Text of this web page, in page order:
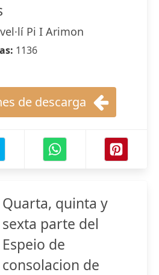
Pi I Arimon
1136
de descarga
Quarta, quinta y
sexta parte del
Espeio de
consolacion de